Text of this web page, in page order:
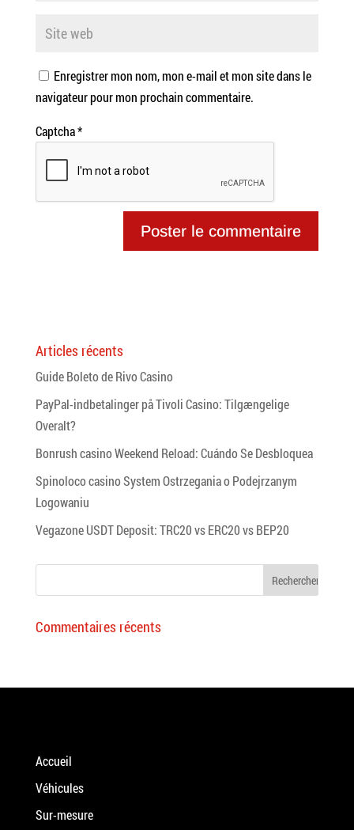
Enregistrer mon nom, mon e-mail et mon site dans le
navigateur pour mon prochain commentaire.
Captcha*
Articles récents
Guide Boleto de Rivo Casino
PayPal-indbetalinger på Tivoli Casino: Tilgængelige
Overalt?
Bonrush casino Weekend Reload: Cuándo Se Desbloquea
Spinoloco casino System Ostrzegania o Podejrzanym
Logowaniu
Vegazone USDT Deposit: TRC20 vs ERC20 vs BEP20
Commentaires récents
Accueil
Véhicules
Sur-mesure